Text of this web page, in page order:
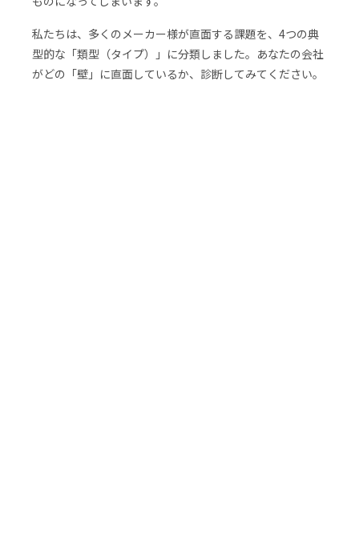
私たちは、多くのメーカー様が直面する課題を、4つの典
型的な「類型（タイプ）」に分類しました。あなたの会社
がどの「壁」に直面しているか、診断してみてください。